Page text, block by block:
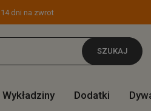
14 dni na zwrot
SZUKAJ
Wykładziny Dodatki